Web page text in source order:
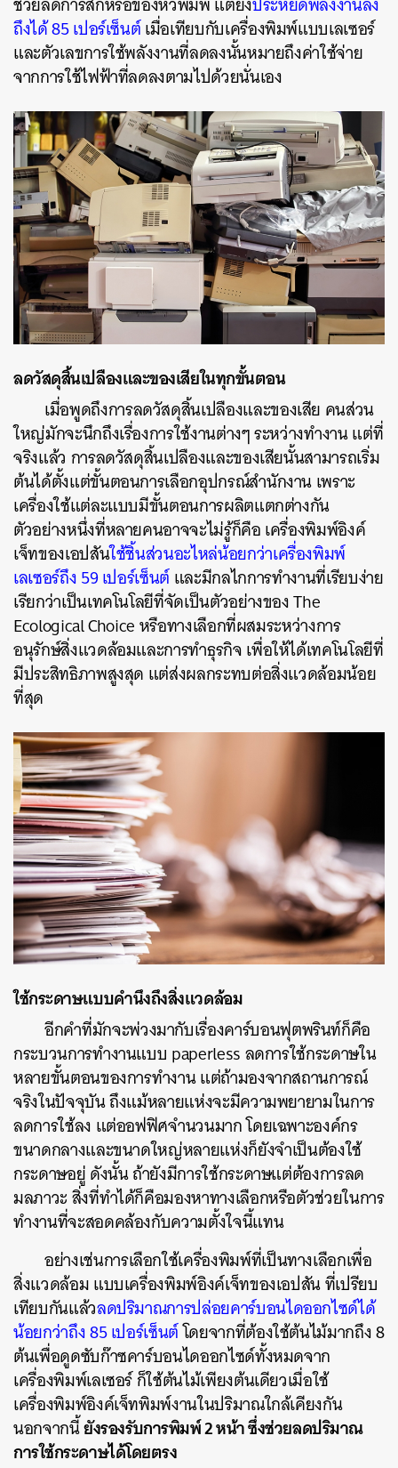
ถึงได้ 85 เปอร์เซ็นต์เมื่อเทียบกับเครื่องพิมพ์แบบเลเซอร์
และตัวเลขการใช้พลังงานที่ลดลงนั้นหมายถึงค่าใช้จ่าย
จากการใช้ไฟฟ้าที่ลดลงตามไปด้วยนั่นเอง
ลดวัสดุสิ้นเปลืองและของเสียในทุกขั้นตอน
เมื่อพูดถึงการลดวัสดุสิ้นเปลืองและของเสีย คนส่วน
ใหญ่มักจะนึกถึงเรื่องการใช้งานต่างๆ ระหว่างทำงาน แต่ที่
จริงแล้ว การลดวัสดุสิ้นเปลืองและของเสียนั้นสามารถเริ่ม
ต้นได้ตั้งแต่ขั้นตอนการเลือกอุปกรณ์สำนักงาน เพราะ
เครื่องใช้แต่ละแบบมีขั้นตอนการผลิตแตกต่างกัน
ตัวอย่างหนึ่งที่หลายคนอาจจะไม่รู้ก็คือ เครื่องพิมพ์อิงค์
เจ็ทของเอปสันใช้ชิ้นส่วนอะไหล่น้อยกว่าเครื่องพิมพ์
เลเซอร์ถึง 59 เปอร์เซ็นต์และมีกลไกการทำงานที่เรียบง่าย
เรียกว่าเป็นเทคโนโลยีที่จัดเป็นตัวอย่างของ The
Ecological Choice หรือทางเลือกที่ผสมระหว่างการ
อนุรักษ์สิ่งแวดล้อมและการทำธุรกิจ เพื่อให้ได้เทคโนโลยีที่
มีประสิทธิภาพสูงสุด แต่ส่งผลกระทบต่อสิ่งแวดล้อมน้อย
ที่สุด
ใช้กระดาษแบบคำนึงถึงสิ่งแวดล้อม
อีกคำที่มักจะพ่วงมากับเรื่องคาร์บอนฟุตพรินท์ก็คือ
กระบวนการทำงานแบบ paperless ลดการใช้กระดาษใน
หลายขั้นตอนของการทำงาน แต่ถ้ามองจากสถานการณ์
จริงในปัจจุบัน ถึงแม้หลายแห่งจะมีความพยายามในการ
ลดการใช้ลง แต่ออฟฟิศจำนวนมาก โดยเฉพาะองค์กร
ขนาดกลางและขนาดใหญ่หลายแห่งก็ยังจำเป็นต้องใช้
กระดาษอยู่ ดังนั้น ถ้ายังมีการใช้กระดาษแต่ต้องการลด
มลภาวะ สิ่งที่ทำได้ก็คือมองหาทางเลือกหรือตัวช่วยในการ
ทำงานที่จะสอดคล้องกับความตั้งใจนี้แทน
อย่างเช่นการเลือกใช้เครื่องพิมพ์ที่เป็นทางเลือกเพื่อ
สิ่งแวดล้อม แบบเครื่องพิมพ์อิงค์เจ็ทของเอปสัน ที่เปรียบ
เทียบกันแล้วลดปริมาณการปล่อยคาร์บอนไดออกไซด์ได้
น้อยกว่าถึง 85 เปอร์เซ็นต์โดยจากที่ต้องใช้ต้นไม้มากถึง 8
ต้นเพื่อดูดซับก๊าซคาร์บอนไดออกไซด์ทั้งหมดจาก
เครื่องพิมพ์เลเซอร์ ก็ใช้ต้นไม้เพียงต้นเดียวเมื่อใช้
เครื่องพิมพ์อิงค์เจ็ทพิมพ์งานในปริมาณใกล้เคียงกัน
นอกจากนี้ยังรองรับการพิมพ์ 2 หน้า ซึ่งช่วยลดปริมาณ
การใช้กระดาษได้โดยตรง